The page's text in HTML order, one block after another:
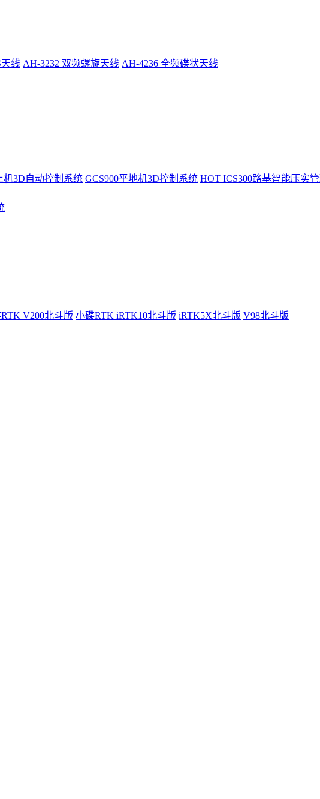
线 AH-3232 双频螺旋天线 AH-4236 全频碟状天线
机3D自动控制系统 GCS900平地机3D控制系统 HOT ICS300路基智能压实
V200北斗版 小碟RTK iRTK10北斗版 iRTK5X北斗版 V98北斗版